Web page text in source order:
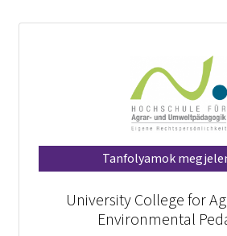
Tanfolyamok
University College for
Environmental